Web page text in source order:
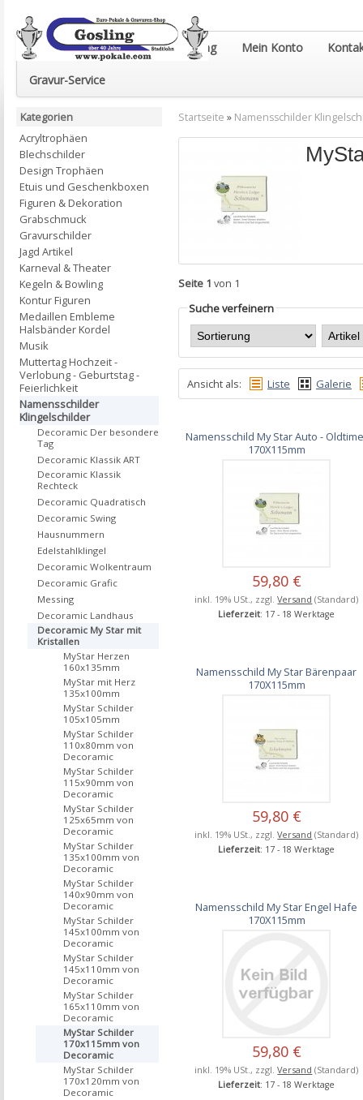
Euro-Pokale & Gravur-Shop Gosling Mein Konto
Gravur-Service
Startseite » Namensschilder
Seite 1 von 1
Suche verfeinern
Ansicht als: Liste Galerie
Namensschild My Star Auto -
170X115mm
59,80 €
inkl. 19% USt., zzgl.Versand (Standard)
Lieferzeit: 17 - 18 Werktage
Namensschild My Star Bärenpaar
170X115mm
59,80 €
inkl. 19% USt., zzgl.Versand (Standard)
Lieferzeit: 17 - 18 Werktage
Namensschild My Star Engel Hafe
170X115mm
59,80 €
inkl. 19% USt., zzgl.Versand (Standard)
Lieferzeit: 17 - 18 Werktage
Kategorien
Acryltrophäen
Blechschilder
Design Trophäen
Etuis und Geschenkboxen
Figuren & Dekoration
Grabschmuck
Gravurschilder
Jagd Artikel
Karneval & Theater
Kegeln & Bowling
Kontur Figuren
Medaillen Embleme
Halsbänder Kordel
Musik
Muttertag Hochzeit -
Verlobung - Geburtstag -
Feierlichkeit
Namensschilder
Klingelschilder
Decoramic Der besondere
Tag
Decoramic Klassik ART
Decoramic Klassik
Rechteck
Decoramic Quadratisch
Decoramic Swing
Hausnummern
Edelstahlklingel
Decoramic Wolkentraum
Decoramic Grafic
Messing
Decoramic Landhaus
Decoramic My Star mit
Kristallen
MyStar Herzen
160x135mm
MyStar mit Herz
135x100mm
MyStar Schilder
105x105mm
MyStar Schilder
110x80mm von
Decoramic
MyStar Schilder
115x90mm von
Decoramic
MyStar Schilder
125x65mm von
Decoramic
MyStar Schilder
135x100mm von
Decoramic
MyStar Schilder
140x90mm von
Decoramic
MyStar Schilder
145x100mm von
Decoramic
MyStar Schilder
145x110mm von
Decoramic
MyStar Schilder
165x110mm von
Decoramic
MyStar Schilder
170x115mm von
Decoramic
MyStar Schilder
170x120mm von
Decoramic